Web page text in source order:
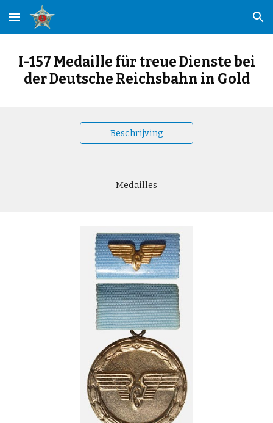
Skip to main content Skip to navigation
I-157 Medaille für treue Dienste bei
der Deutsche Reichsbahn in Gold
Beschrijving
Medailles